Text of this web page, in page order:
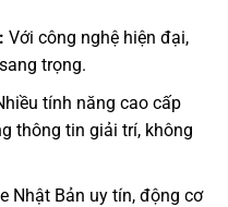
Với công nghệ hiện đại,
trọng.
tính năng cao cấp
thông tin giải trí, không
Nhật Bản uy tín, động cơ